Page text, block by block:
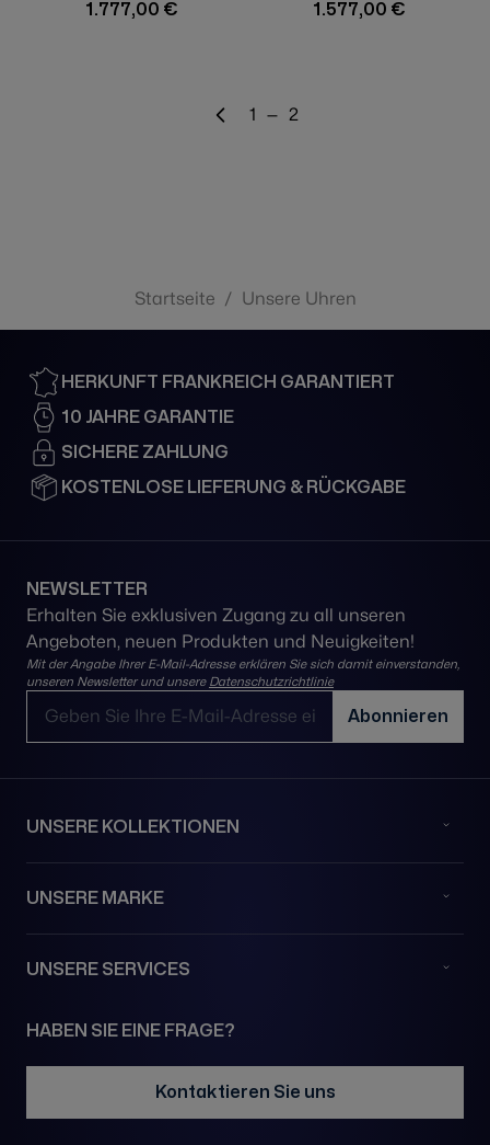
1.777,00 € 1.577,00 €
Seite
1 — Seite
2
Startseite / Unsere Uhren
HERKUNFT FRANKREICH GARANTIERT
10 JAHRE GARANTIE
SICHERE ZAHLUNG
KOSTENLOSE LIEFERUNG & RÜCKGABE
NEWSLETTER
Erhalten Sie exklusiven Zugang zu all unseren
Angeboten, neuen Produkten und Neuigkeiten!
Mit der Angabe Ihrer E-Mail-Adresse erklären Sie sich damit einverstanden,
unseren Newsletter und unsere Datenschutzrichtlinie
Abonnieren
UNSERE KOLLEKTIONEN
UNSERE MARKE
UNSERE SERVICES
HABEN SIE EINE FRAGE?
Kontaktieren Sie uns